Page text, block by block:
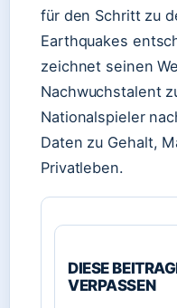
für den Schritt zu
Earthquakes
zeichnet seinen
Nachwuchstalent
Nationalspieler
Daten zu Gehalt,
Privatleben.
DIESE
VERPASSEN